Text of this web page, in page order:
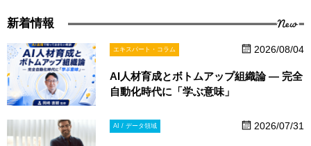
新着情報 New
エキスパート・コラム 2026/08/04
AI人材育成とボトムアップ組織論 ― 完全
自動化時代に「学ぶ意味」
AI / データ領域 2026/07/31